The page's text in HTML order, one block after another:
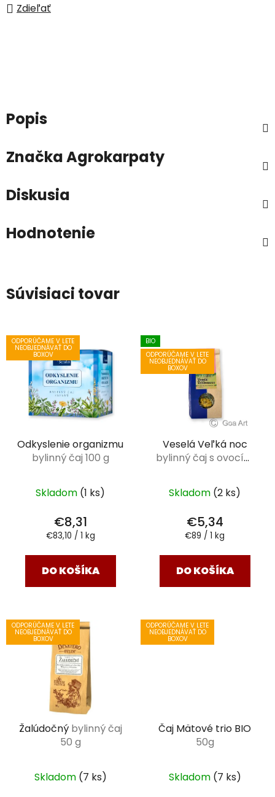
Zdieľať
Popis
ZnačkaAgrokarpaty
Diskusia
Hodnotenie
Súvisiaci tovar
ODPORÚČAME V LETE
NEOBJEDNÁVAŤ DO
BOXOV
Odkyslenie organizmu
bylinný čaj 100 g
Skladom (1 ks)
€8,31
Jednotková
€83,10 / 1 kg
DO KOŠÍKA
BIO
ODPORÚČAME V LETE
NEOBJEDNÁVAŤ DO
BOXOV
Veselá Veľká noc
bylinný čaj s ovocím
Skladom (2 ks)
€5,34
Jednotková
€89 / 1 kg
DO KOŠÍKA
ODPORÚČAME V LETE
NEOBJEDNÁVAŤ DO
BOXOV
Žalúdočný bylinný čaj
50 g
Skladom (7 ks)
ODPORÚČAME V LETE
NEOBJEDNÁVAŤ DO
BOXOV
Čaj Mätové trio BIO
50g
Skladom (7 ks)